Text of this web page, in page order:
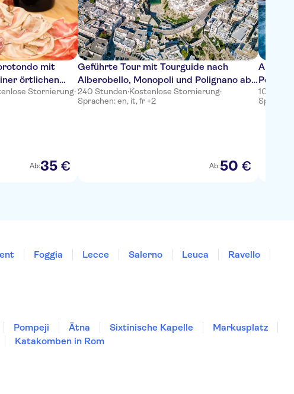
mit
örtlichen
Stornierung·
Ab:35 €
Geführte Tour mit Tourguide nach
Alberobello, Monopoli und Polignano ab
Bari oder Polignano a Mare
240 Stunden·Kostenlose Stornierung·
Sprachen: en, it, fr +2
Ab:50 €
10
Foggia Lecce Salerno Leuca
Ravello
Pompeji Ätna Sixtinische Kapelle
Markusplatz
Katakomben in Rom